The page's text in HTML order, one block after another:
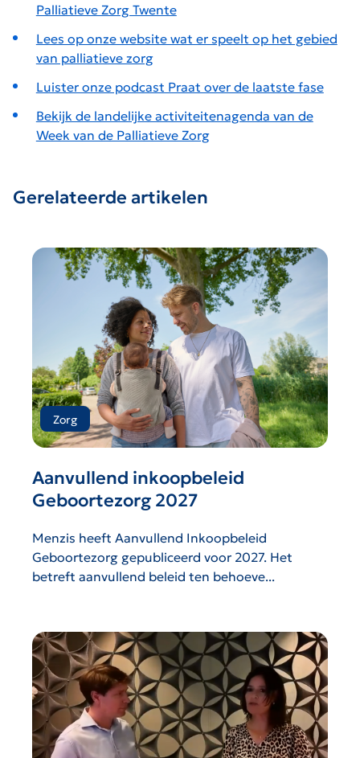
Palliatieve Zorg Twente
Lees op onze website wat er speelt op het gebied
van palliatieve zorg
Luister onze podcast Praat over de laatste fase
Bekijk de landelijke activiteitenagenda van de
Week van de Palliatieve Zorg
Gerelateerde artikelen
Zorg
Aanvullend inkoopbeleid
Geboortezorg 2027
Menzis heeft Aanvullend Inkoopbeleid
Geboortezorg gepubliceerd voor 2027. Het
betreft aanvullend beleid ten behoeve...